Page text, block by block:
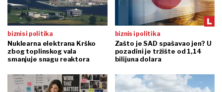
biznis i politika
Nuklearna elektrana Krško
zbog toplinskog vala
smanjuje snagu reaktora
biznis i politika
Zašto je SAD spašavao jen? U
pozadini je tržište od 1,14
bilijuna dolara